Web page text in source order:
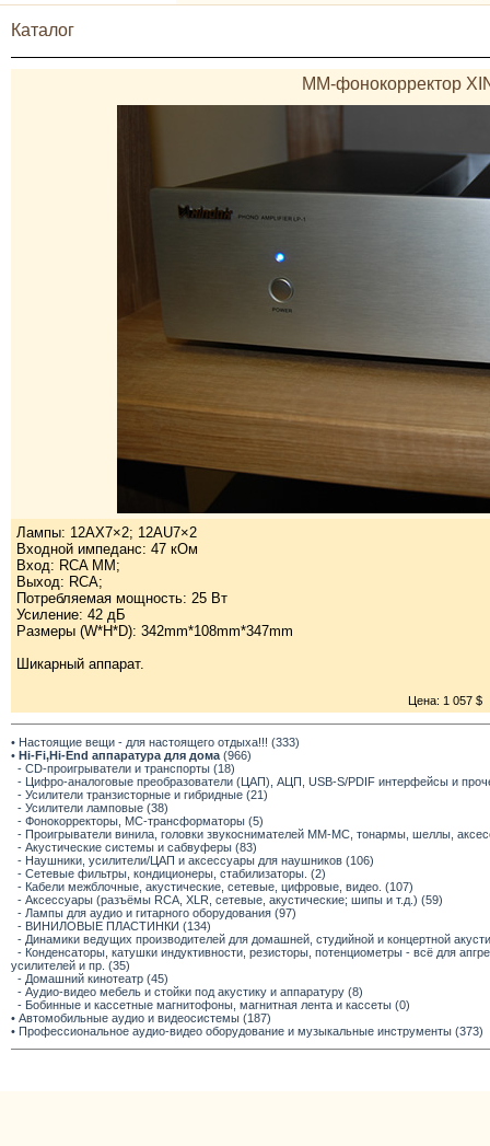
Каталог
ММ-фонокорректор
Лампы: 12AX7×2; 12AU7×2
Входной импеданс: 47 кОм
Вход: RCA MM;
Выход: RCA;
Потребляемая мощность: 25 Вт
Усиление: 42 дБ
Размеры (W*H*D): 342mm*108mm*347mm
Шикарный аппарат.
Цена: 1 057 $
• Настоящие вещи - для настоящего отдыха!!! (333)
• Hi-Fi,Hi-End аппаратура для дома (966)
- CD-проигрыватели и транспорты (18)
- Цифро-аналоговые преобразователи (ЦАП), АЦП, USB-S/PDIF интерфейсы и
- Усилители транзисторные и гибридные (21)
- Усилители ламповые (38)
- Фонокорректоры, МС-трансформаторы (5)
- Проигрыватели винила, головки звукоснимателей ММ-МС, тонармы, шеллы,
- Акустические системы и сабвуферы (83)
- Наушники, усилители/ЦАП и аксессуары для наушников (106)
- Сетевые фильтры, кондиционеры, стабилизаторы. (2)
- Кабели межблочные, акустические, сетевые, цифровые, видео. (107)
- Аксессуары (разъёмы RCA, XLR, сетевые, акустические; шипы и т.д.) (59)
- Лампы для аудио и гитарного оборудования (97)
- ВИНИЛОВЫЕ ПЛАСТИНКИ (134)
- Динамики ведущих производителей для домашней, студийной и концертной
- Конденсаторы, катушки индуктивности, резисторы, потенциометры - всё для
усилителей и пр. (35)
- Домашний кинотеатр (45)
- Аудио-видео мебель и стойки под акустику и аппаратуру (8)
- Бобинные и кассетные магнитофоны, магнитная лента и кассеты (0)
• Автомобильные аудио и видеосистемы (187)
• Профессиональное аудио-видео оборудование и музыкальные инструменты (373)